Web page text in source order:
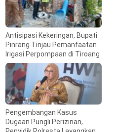
Antisipasi Kekeringan, Bupati
Pinrang Tinjau Pemanfaatan
Irigasi Perpompaan di Tiroang
Pengembangan Kasus
Dugaan Pungli Perizinan,